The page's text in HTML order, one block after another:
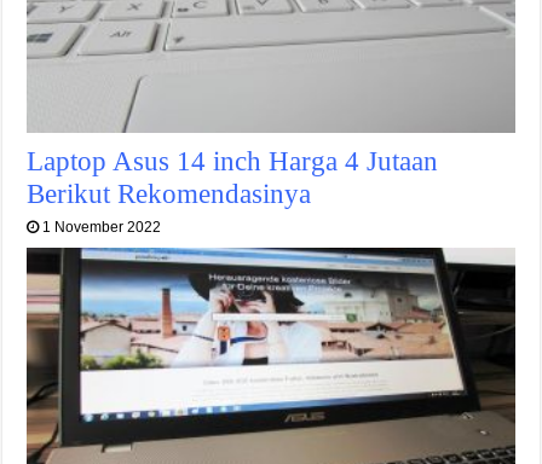
Laptop Asus 14 inch Harga 4 Jutaan
Berikut Rekomendasinya
1 November 2022